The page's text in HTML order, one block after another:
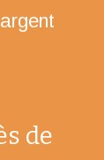
de